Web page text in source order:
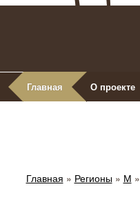
Главная О проекте
Главная » Регионы» М »